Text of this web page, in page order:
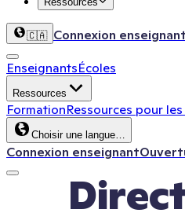
🇨🇦 Connexion enseignant
EnseignantsÉcoles
Ressources
FormationRessources pour
Choisir une langue…
Connexion enseignant